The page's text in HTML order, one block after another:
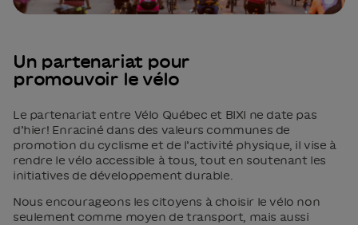
Un partenariat pour
promouvoir le vélo
Le partenariat entre Vélo Québec et BIXI ne date pas
d’hier! Enraciné dans des valeurs communes de
promotion du cyclisme et de l’activité physique, il vise à
rendre le vélo accessible à tous, tout en soutenant les
initiatives de développement durable.
Nous encourageons les citoyens à choisir le vélo non
seulement comme moyen de transport, mais aussi